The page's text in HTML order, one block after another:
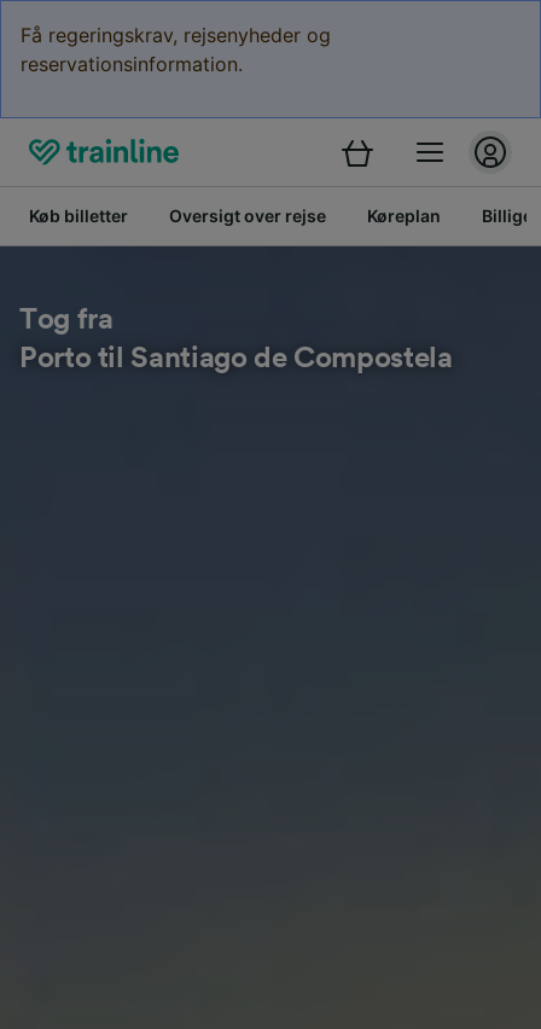
Få regeringskrav, rejsenyheder og
reservationsinformation.
Køb billetter Oversigt over rejse Køreplan Billige
Tog fra
Porto til Santiago de Compostela